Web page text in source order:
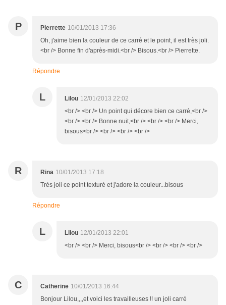
P Pierrette 10/01/2013 17:36
Oh, j'aime bien la couleur de ce carré et le point, il est très joli.
<br /> Bonne fin d'après-midi.<br /> Bisous.<br /> Pierrette.
Répondre
L Lilou 12/01/2013 22:02
<br /> <br /> Un point qui décore bien ce carré,<br />
<br /> <br /> Bonne nuit,<br /> <br /> <br /> Merci,
bisous<br /> <br /> <br /> <br />
R Rina 10/01/2013 17:18
Très joli ce point texturé et j'adore la couleur...bisous
Répondre
L Lilou 12/01/2013 22:01
<br /> <br /> Merci, bisous<br /> <br /> <br /> <br />
C Catherine 10/01/2013 16:44
Bonjour Lilou,,,,et voici les travailleuses !! un joli carré